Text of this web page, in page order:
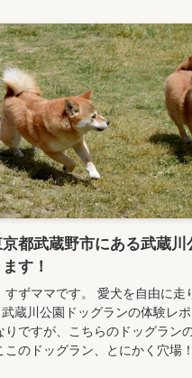
京都武蔵野市にある武蔵
す！
すずママです。 愛犬を自由に走
蔵川公園ドッグランの体験レ
りですが、こちらのドッグラン
このドッグラン、とにかく穴場